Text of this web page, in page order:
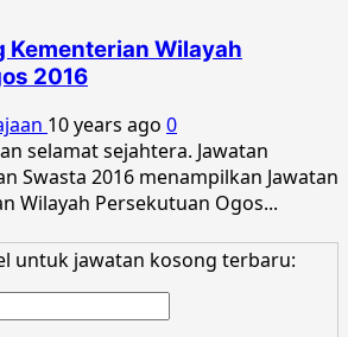
Kementerian Wilayah
2016
10 years ago 0
selamat sejahtera. Jawatan
Swasta 2016 menampilkan Jawatan
Wilayah Persekutuan Ogos...
untuk jawatan kosong terbaru: